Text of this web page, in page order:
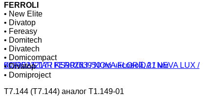
FERROLI
• New Elite
• Divatop
• Fereasy
• Domitech
• Divatech
• Domicompact
• Divatop
• Domiproject
T7.144 (Т7.144) аналог Т1.149-01